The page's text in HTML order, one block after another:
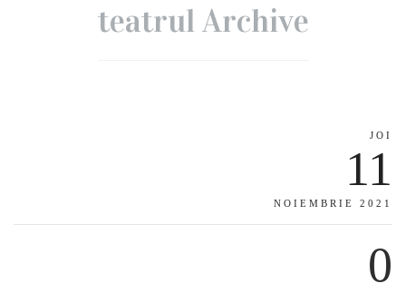
teatrul Archive
JOI
11
NOIEMBRIE 2021
0